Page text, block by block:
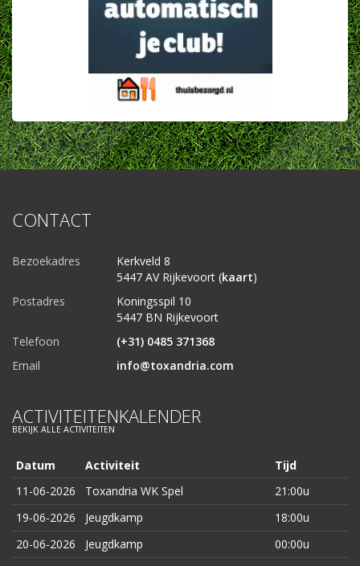
CONTACT
Bezoekadres
Kerkveld 8
5447 AV Rijkevoort (kaart)
Postadres
Koningsspil 10
5447 BN Rijkevoort
Telefoon
(+31) 0485 371368
Email
info@toxandria.com
ACTIVITEITENKALENDER
BEKIJK ALLE ACTIVITEITEN
Datum Activiteit
Tijd
11-06-2026
Toxandria WK Spel
21:00u
19-06-2026
Jeugdkamp
18:00u
20-06-2026
Jeugdkamp
00:00u